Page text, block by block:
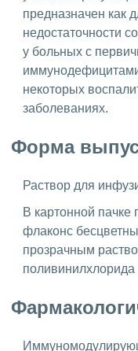
предназначен как
недостаточности
у больных с
некоторых
заболеваниях.
Форма
Раствор для
В картонной
флаконс
прозрачным